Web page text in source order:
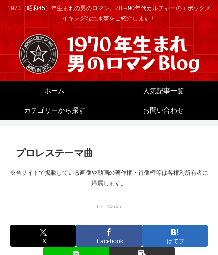
1970（昭和45）年生まれの男のロマン。70～90年代カルチャーのエポックメ
イキングな出来事をご紹介します！
ホーム 人気記事一覧
カテゴリーから探す お問い合わせ
プロレステーマ曲
※当サイトで掲載している画像や動画の著作権・肖像権等は各権利所有者に
帰属します。
ID：14645
X Facebook はてブ